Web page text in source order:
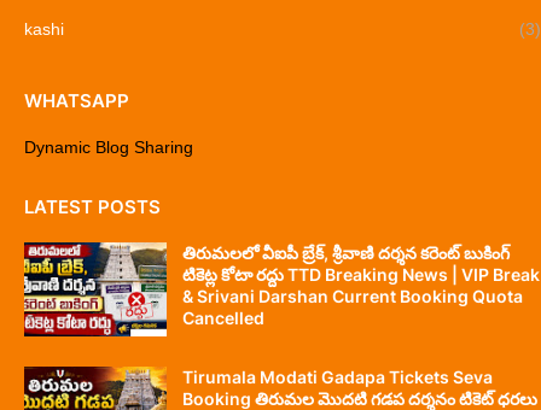
kashi (3)
WHATSAPP
Dynamic Blog Sharing
LATEST POSTS
తిరుమలలో వీఐపీ బ్రేక్, శ్రీవాణి దర్శన కరెంట్ బుకింగ్
టికెట్ల కోటా రద్దు TTD Breaking News | VIP Break
& Srivani Darshan Current Booking Quota
Cancelled
Tirumala Modati Gadapa Tickets Seva
Booking తిరుమల మొదటి గడప దర్శనం టికెట్ ధరలు